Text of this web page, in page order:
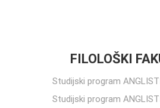
FILOLOŠKI
Studijski program
Studijski program